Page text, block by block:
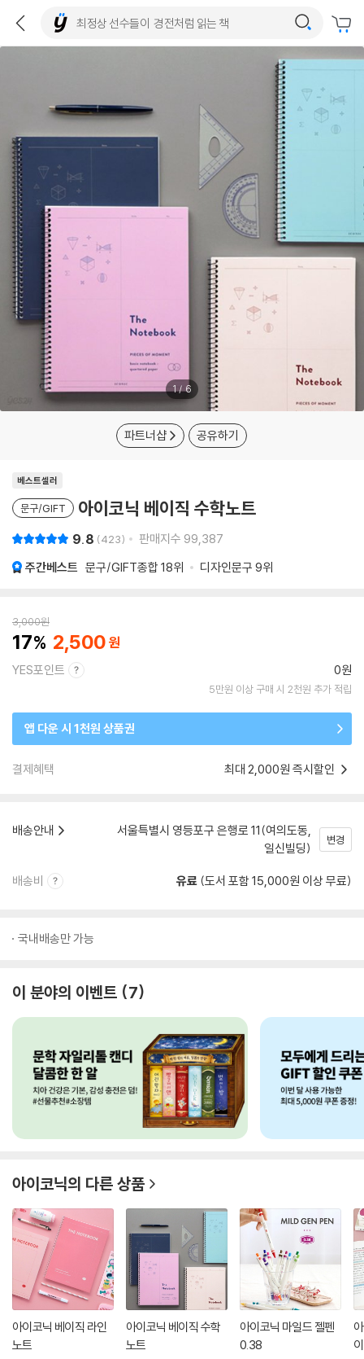
1/6
파트너샵 공유하기
베스트셀러
문구/GIFT 아이코닉 베이직 수학노트
9.8 423 판매지수 99,387
주간베스트 문구/GIFT종합 18위 디자인문구 9위
3,000원
17 2,500
YES포인트 0원
5만원 이상 구매 시 2천원 추가 적립
앱 다운 시 1천원 상품권
결제혜택 최대 2,000원 즉시할인
배송안내
서울특별시 영등포구 은행로 11(여의도동,
일신빌딩)
변경
배송비 유료 (도서 포함 15,000원 이상 무료)
국내배송만 가능
이 분야의 이벤트 7
아이코닉의 다른 상품
아이코닉 베이직 라인
노트
아이코닉 베이직 수학
노트
아이코닉 마일드 젤펜
0.38